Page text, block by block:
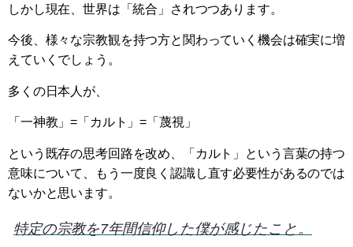
しかし現在、世界は「統合」されつつあります。
今後、様々な宗教観を持つ方と関わっていく機会は確実に増
えていくでしょう。
多くの日本人が、
「一神教」=「カルト」=「蔑視」
という既存の思考回路を改め、「カルト」という言葉の持つ
意味について、もう一度良く認識し直す必要性があるのでは
ないかと思います。
特定の宗教を7年間信仰した僕が感じたこと。